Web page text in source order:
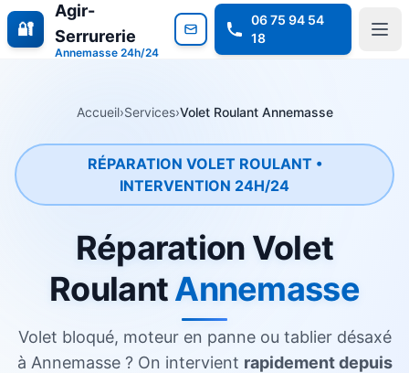
🔐
Agir-
Serrurerie
Annemasse 24h/24
06 75 94 54
18
Accueil›Services›Volet Roulant Annemasse
RÉPARATION VOLET ROULANT •
INTERVENTION 24H/24
Réparation Volet
RoulantAnnemasse
Volet bloqué, moteur en panne ou tablier désaxé
à Annemasse ? On intervient rapidement depuis